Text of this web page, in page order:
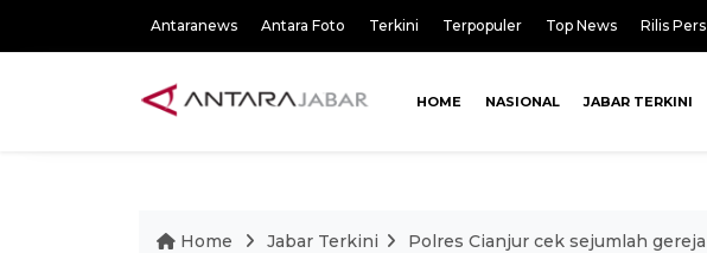
Antaranews Antara Foto Terkini Terpopuler Top News Rilis Pers
HOME NASIONAL JABAR TERKINI
Home Jabar Terkini Polres Cianjur cek sejumlah gereja